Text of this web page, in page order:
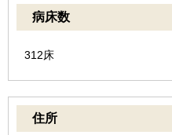
病床数
312床
住所